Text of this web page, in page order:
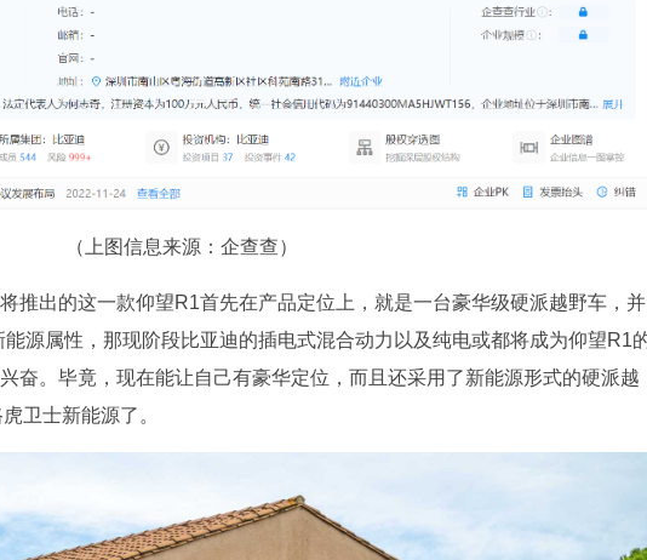
（上图信息来源：企查查）
推出的这一款仰望R1首先在产品定位上，就是一台豪华级硬派越野车，并
源属性，那现阶段比亚迪的插电式混合动力以及纯电或都将成为仰望R1
奋。毕竟，现在能让自己有豪华定位，而且还采用了新能源形式的硬派越
卫士新能源了。